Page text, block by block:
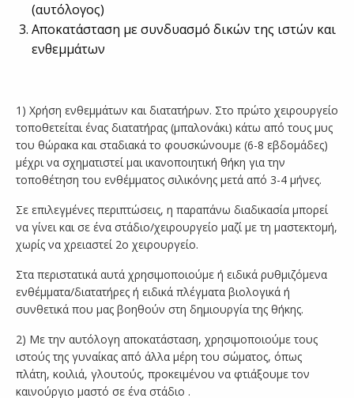
(αυτόλογος)
Αποκατάσταση με συνδυασμό δικών της ιστών και
ενθεμμάτων
1) Χρήση ενθεμμάτων και διατατήρων. Στο πρώτο χειρουργείο
τοποθετείται ένας διατατήρας (μπαλονάκι) κάτω από τους μυς
του θώρακα και σταδιακά το φουσκώνουμε (6-8 εβδομάδες)
μέχρι να σχηματιστεί μαι ικανοποιητική θήκη για την
τοποθέτηση του ενθέμματος σιλικόνης μετά από 3-4 μήνες.
Σε επιλεγμένες περιπτώσεις, η παραπάνω διαδικασία μπορεί
να γίνει και σε ένα στάδιο/χειρουργείο μαζί με τη μαστεκτομή,
χωρίς να χρειαστεί 2ο χειρουργείο.
Στα περιστατικά αυτά χρησιμοποιούμε ή ειδικά ρυθμιζόμενα
ενθέμματα/διατατήρες ή ειδικά πλέγματα βιολογικά ή
συνθετικά που μας βοηθούν στη δημιουργία της θήκης.
2) Με την αυτόλογη αποκατάσταση, χρησιμοποιούμε τους
ιστούς της γυναίκας από άλλα μέρη του σώματος, όπως
πλάτη, κοιλιά, γλουτούς, προκειμένου να φτιάξουμε τον
καινούργιο μαστό σε ένα στάδιο .